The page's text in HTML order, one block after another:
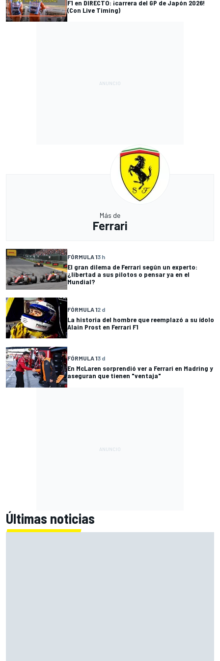
F1 en DIRECTO: ¡carrera del GP de Japón 2026!
(Con Live Timing)
Más de
Ferrari
FÓRMULA 13 h
El gran dilema de Ferrari según un experto:
¿libertad a sus pilotos o pensar ya en el
Mundial?
FÓRMULA 12 d
La historia del hombre que reemplazó a su ídolo
Alain Prost en Ferrari F1
FÓRMULA 13 d
En McLaren sorprendió ver a Ferrari en Madring y
aseguran que tienen "ventaja"
Últimas noticias